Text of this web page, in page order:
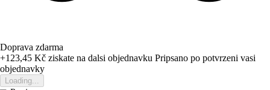
Doprava zdarma
+123,45 Kč ziskate na dalsi objednavku Pripsano po potvrzeni vasi
objednavky
Loading...